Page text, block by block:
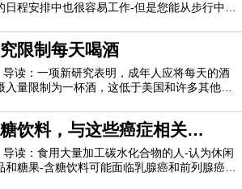
日程安排中也很容易工作-但是您能从步行中减
步，步行并不是减肥运动中的主要功能。但实
，将常规的快步走纳入您的锻炼方案是改变身
分的简单方法。如果您想通过步行减肥
限制每天喝酒
导读：一项新研究表明，成年人应将每天的酒
入量限制为一杯酒，这低于美国和许多其他国
超过一日饮酒限制的成年人比没有成年人的成
预期死亡的年龄要小。美联社报道，美国现行
建议女性每周喝酒不超过7杯，而男性每
饮料，与这些癌症相关
“坏”碳水化合物
导读：食用大量加工碳水化合物的人-认为休闲
和糖果-含糖饮料可能面临乳腺癌和前列腺癌的